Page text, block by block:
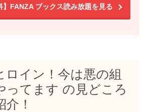
】FANZA ブックス読み放題を見る
ロイン！今は悪の組
ってます の見どころ
！